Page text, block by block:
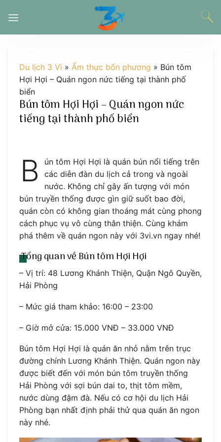
đến
Du lịch 3 Vì » Ẩm thực bốn phương » Bún tôm
Hợi Hợi – Quán ngon nức tiếng tại thành phố
biển
Bún tôm Hợi Hợi – Quán ngon nức
tiếng tại thành phố biển
B
ún tôm Hợi Hợi là quán bún nổi tiếng trên
các diễn đàn du lịch cả trong và ngoài
nước. Không chỉ gây ấn tượng với món
bún truyền thống được gìn giữ suốt bao đời,
quán còn có không gian thoáng mát cùng phong
cách phục vụ vô cùng thân thiện. Cùng khám
phá thêm về quán ngon này với 3vi.vn ngay nhé!
Tổng quan về Bún tôm Hợi Hợi
– Vị trí: 48 Lương Khánh Thiện, Quận Ngô Quyền,
Hải Phòng
– Mức giá tham khảo: 16:00 – 23:00
– Giờ mở cửa: 15.000 VNĐ – 33.000 VNĐ
Bún tôm Hợi Hợi là quán ăn nhỏ nằm trên trục
đường chính Lương Khánh Thiện. Quán ngon này
được biết đến với món bún tôm truyền thống
Hải Phòng với sợi bún dai to, thịt tôm mềm,
nước dùng đậm đà. Nếu có cơ hội du lịch Hải
Phòng bạn nhất định phải thử qua quán ăn ngon
này nhé.